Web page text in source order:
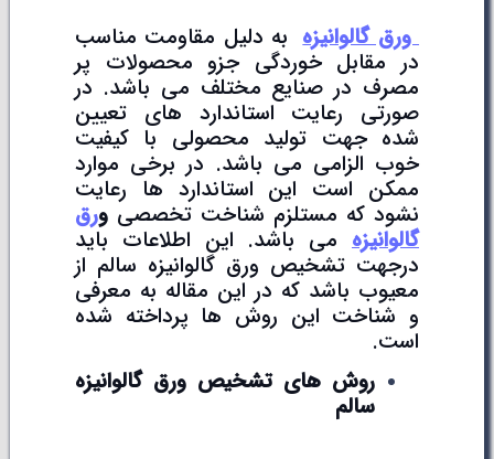
ورق گالوانیزهبه دلیل مقاومت مناسب
در مقابل خوردگی جزو محصولات پر
مصرف در صنایع مختلف می باشد. در
صورتی رعایت استاندارد های تعیین
شده جهت تولید محصولی با کیفیت
خوب الزامی می باشد. در برخی موارد
ممکن است این استاندارد ها رعایت
نشود که مستلزم شناخت تخصصی ورق
گالوانیزه می باشد. این اطلاعات باید
درجهت تشخیص ورق گالوانیزه سالم از
معیوب باشد که در این مقاله به معرفی
و شناخت این روش ها پرداخته شده
است.
روش های تشخیص ورق گالوانیزه
سالم